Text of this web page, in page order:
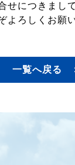
せにつきまし
よろしくお願
一覧へ戻る